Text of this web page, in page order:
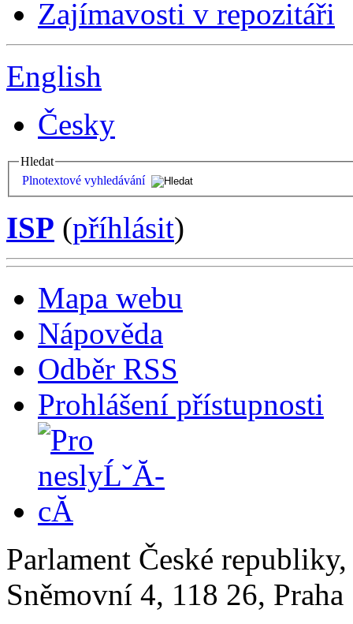
Zajímavosti v repozitáři
English
Česky
Hledat
Plnotextové vyhledávání
ISP (příhlásit)
Mapa webu
Nápověda
Odběr RSS
Prohlášení přístupnosti
Parlament České
Sněmovní 4, 118 26,